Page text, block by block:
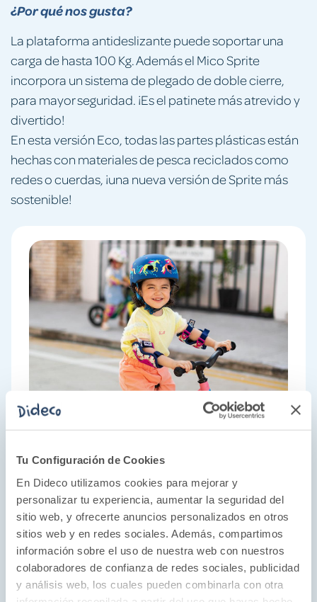
Tu Configuración de Cookies
En Dideco utilizamos cookies para mejorar y
personalizar tu experiencia, aumentar la seguridad del
sitio web, y ofrecerte anuncios personalizados en otros
sitios web y en redes sociales. Además, compartimos
información sobre el uso de nuestra web con nuestros
colaboradores de confianza de redes sociales, publicidad
y análisis web, los cuales pueden combinarla con otra
¿Por qué nos gusta?
La plataforma antideslizante puede soportar una
carga de hasta 100 Kg. Además el Mico Sprite
incorpora un sistema de plegado de doble cierre,
para mayor seguridad. ¡Es el patinete más atrevido y
divertido!
En esta versión Eco, todas las partes plásticas están
hechas con materiales de pesca reciclados como
redes o cuerdas, ¡una nueva versión de Sprite más
sostenible!
Diversión sobre ruedas